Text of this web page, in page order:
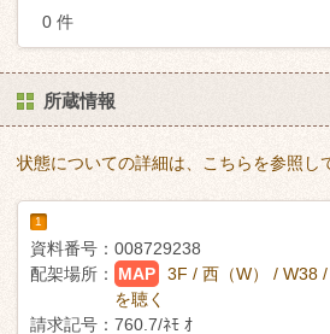
0 件
所蔵情報
状態についての詳細は、こちらを参照し
1
資料番号： 008729238
配架場所：
MAP
3F / 西（W） / W38
を聴く
請求記号： 760.7/ﾈﾓ ｵ